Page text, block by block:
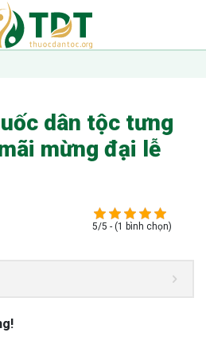
dân tộc tưng
mừng đại lễ
5/5 - (1 bình chọn)